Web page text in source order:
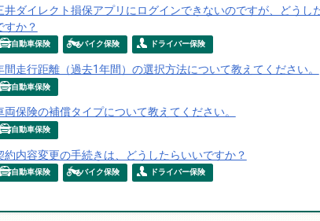
井ダイレクト損保アプリにログインできないのですが、どうし
すか？
自動車保険 バイク保険 ドライバー保険
間走行距離（過去1年間）の選択方法について教えてください。
自動車保険
両保険の補償タイプについて教えてください。
自動車保険
約内容変更の手続きは、どうしたらいいですか？
自動車保険 バイク保険 ドライバー保険